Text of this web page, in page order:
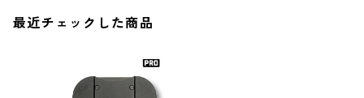
最近チェックした商品